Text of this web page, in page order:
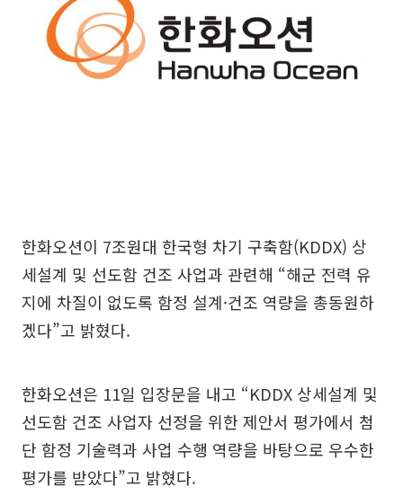
한화오션이 7조원대 한국형 차기 구축함(KDDX) 상
세설계 및 선도함 건조 사업과 관련해 “해군 전력 유
지에 차질이 없도록 함정 설계·건조 역량을 총동원하
겠다”고 밝혔다.
한화오션은 11일 입장문을 내고 “KDDX 상세설계 및
선도함 건조 사업자 선정을 위한 제안서 평가에서 첨
단 함정 기술력과 사업 수행 역량을 바탕으로 우수한
평가를 받았다”고 밝혔다.